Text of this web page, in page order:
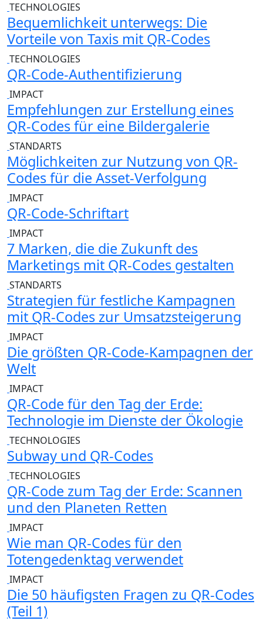
TECHNOLOGIES
Bequemlichkeit unterwegs: Die
Vorteile von Taxis mit QR-Codes
TECHNOLOGIES
QR-Code-Authentifizierung
IMPACT
Empfehlungen zur Erstellung eines
QR-Codes für eine Bildergalerie
STANDARTS
Möglichkeiten zur Nutzung von QR-
Codes für die Asset-Verfolgung
IMPACT
QR-Code-Schriftart
IMPACT
7 Marken, die die Zukunft des
Marketings mit QR-Codes gestalten
STANDARTS
Strategien für festliche Kampagnen
mit QR-Codes zur Umsatzsteigerung
IMPACT
Die größten QR-Code-Kampagnen der
Welt
IMPACT
QR-Code für den Tag der Erde:
Technologie im Dienste der Ökologie
TECHNOLOGIES
Subway und QR-Codes
TECHNOLOGIES
QR-Code zum Tag der Erde: Scannen
und den Planeten Retten
IMPACT
Wie man QR-Codes für den
Totengedenktag verwendet
IMPACT
Die 50 häufigsten Fragen zu QR-Codes
(Teil 1)